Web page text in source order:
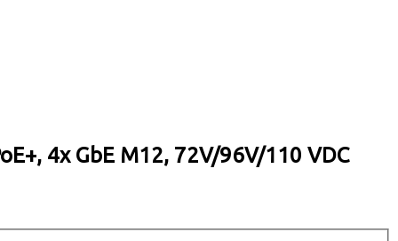
4x GbE M12, 72V/96V/110 VDC